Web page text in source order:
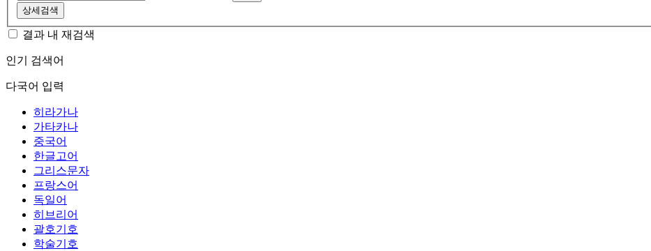
상세검색
결과 내 재검색
인기 검색어
다국어 입력
히라가나
가타카나
중국어
한글고어
그리스문자
프랑스어
독일어
히브리어
괄호기호
학술기호